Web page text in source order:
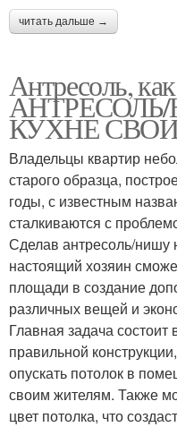
читать дальше →
Антресоль,
КУХНЕ
Владельцы квартир
старого образца,
годы, с известным
сталкиваются с
Сделав антресоль/нишу
настоящий хозяин
площади в создание
различных вещей и
Главная задача
правильной
опускать потолок в
своим жителям. Также
цвет потолка, что